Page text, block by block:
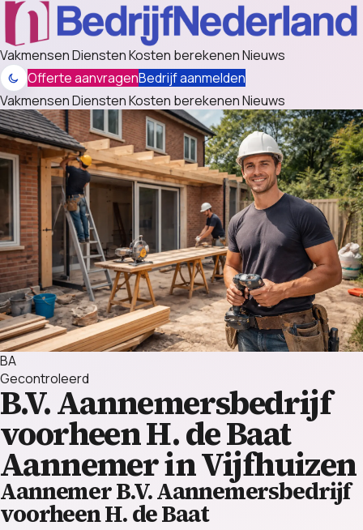
VakmensenDienstenKosten berekenenNieuws
Offerte aanvragenBedrijf aanmelden
VakmensenDienstenKosten berekenenNieuws
BA
Gecontroleerd
B.V. Aannemersbedrijf
voorheen H. de Baat
Aannemer in Vijfhuizen
Aannemer B.V. Aannemersbedrijf
voorheen H. de Baat